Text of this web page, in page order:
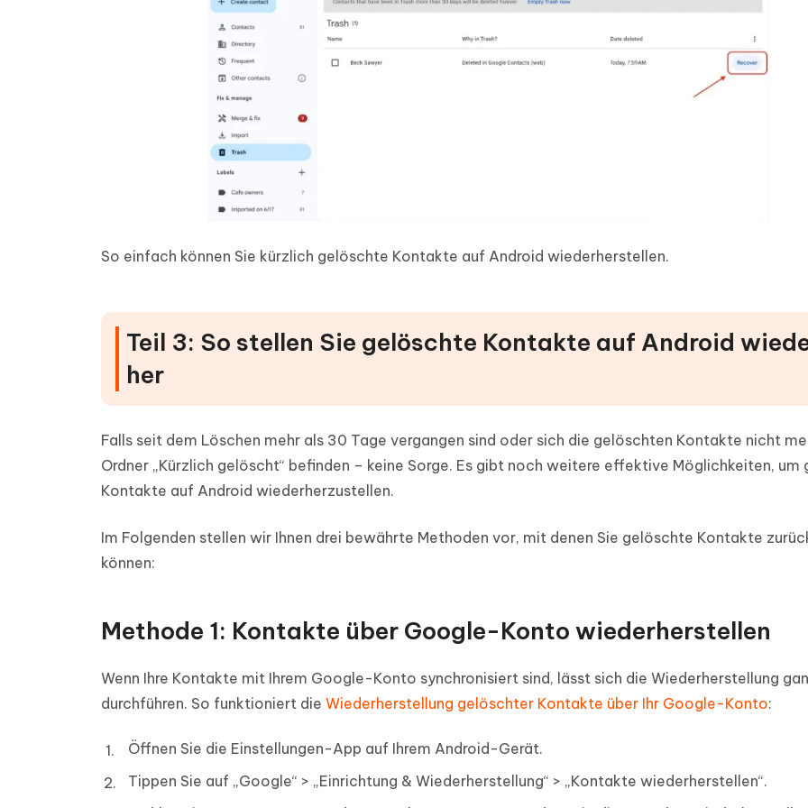
So einfach können Sie kürzlich gelöschte Kontakte auf Android wiederherstellen.
Teil 3: So stellen Sie gelöschte Kontakte auf Android
her
Falls seit dem Löschen mehr als 30 Tage vergangen sind oder sich die gelöschten Kontakte nicht
Ordner „Kürzlich gelöscht“ befinden – keine Sorge. Es gibt noch weitere effektive Möglichkeiten, um
Kontakte auf Android wiederherzustellen.
Im Folgenden stellen wir Ihnen drei bewährte Methoden vor, mit denen Sie gelöschte Kontakte
können:
Methode 1: Kontakte über Google-Konto wiederherstellen
Wenn Ihre Kontakte mit Ihrem Google-Konto synchronisiert sind, lässt sich die Wiederherstellung
durchführen. So funktioniert die Wiederherstellung gelöschter Kontakte über Ihr Google-Konto:
Öffnen Sie die Einstellungen-App auf Ihrem Android-Gerät.
Tippen Sie auf „Google“ > „Einrichtung & Wiederherstellung“ > „Kontakte wiederherstellen“.